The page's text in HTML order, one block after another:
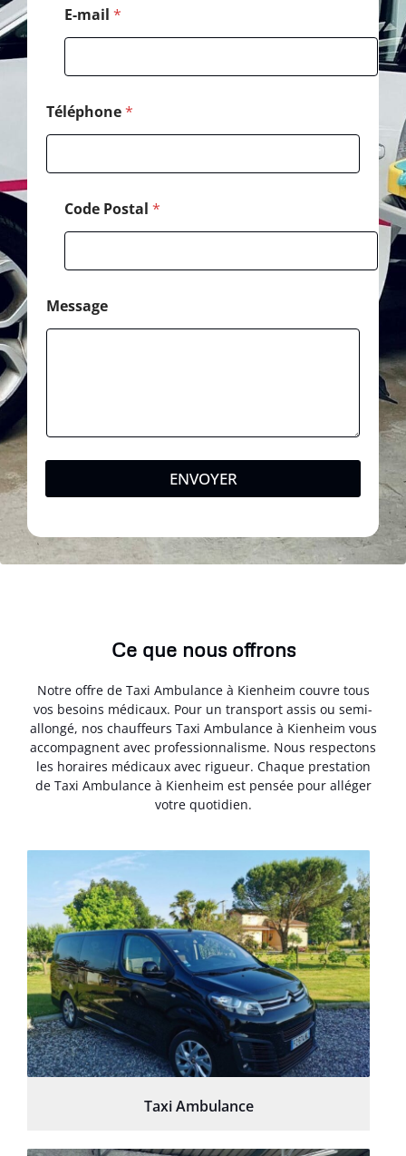
E-mail *
Téléphone*
Code Postal *
Message
ENVOYER
Ce que nous offrons
Notre offre de Taxi Ambulance à Kienheim couvre tous
vos besoins médicaux. Pour un transport assis ou semi-
allongé, nos chauffeurs Taxi Ambulance à Kienheim vous
accompagnent avec professionnalisme. Nous respectons
les horaires médicaux avec rigueur. Chaque prestation
de Taxi Ambulance à Kienheim est pensée pour alléger
votre quotidien.
Taxi Ambulance